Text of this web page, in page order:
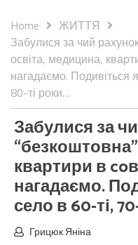
Home
ЖИТТЯ
Забулися за чий
освіта, медицина,
нагадаємо. Подивіться
80-ті роки…
Забулися за
квартири в
нагадаємо.
село в 60-ті,
Грицюк Яніна